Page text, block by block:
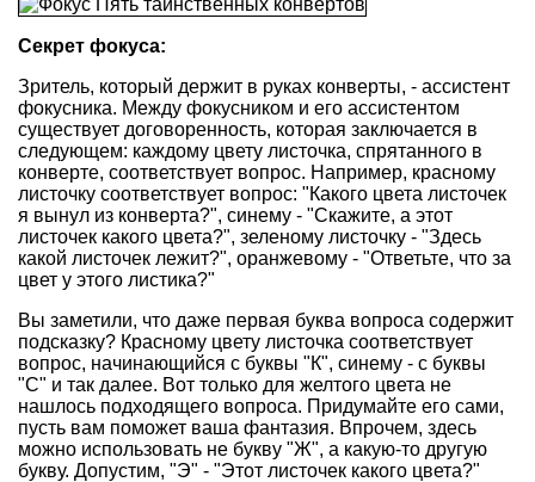
Секрет фокуса:
Зритель, который держит в руках конверты, - ассистент
фокусника. Между фокусником и его ассистентом
существует договоренность, которая заключается в
следующем: каждому цвету листочка, спрятанного в
конверте, соответствует вопрос. Например, красному
листочку соответствует вопрос: "Какого цвета листочек
я вынул из конверта?", синему - "Скажите, а этот
листочек какого цвета?", зеленому листочку - "Здесь
какой листочек лежит?", оранжевому - "Ответьте, что за
цвет у этого листика?"
Вы заметили, что даже первая буква вопроса содержит
подсказку? Красному цвету листочка соответствует
вопрос, начинающийся с буквы "К", синему - с буквы
"С" и так далее. Вот только для желтого цвета не
нашлось подходящего вопроса. Придумайте его сами,
пусть вам поможет ваша фантазия. Впрочем, здесь
можно использовать не букву "Ж", а какую-то другую
букву. Допустим, "Э" - "Этот листочек какого цвета?"